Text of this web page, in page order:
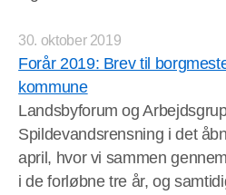
30. oktober 2019
Forår 2019: Brev til
kommune
Landsbyforum og
Spildevandsrensning i det
april, hvor vi sammen
i de forløbne tre år, og